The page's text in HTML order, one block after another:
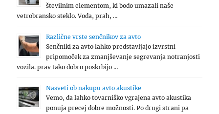
številnim elementom, ki bodo umazali naše
vetrobransko steklo. Voda, prah, …
Različne vrste senčnikov za avto
Senčniki za avto lahko predstavljajo izvrstni
pripomoček za zmanjševanje segrevanja notranjosti
vozila. prav tako dobro poskrbijo …
Nasveti ob nakupu avto akustike
Vemo, da lahko tovarniško vgrajena avto akustika
ponuja precej dobre možnosti. Po drugi strani pa